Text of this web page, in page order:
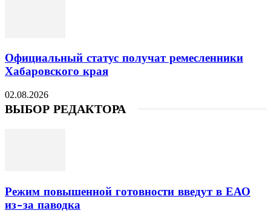
Официальный статус получат ремесленники
Хабаровского края
02.08.2026
ВЫБОР РЕДАКТОРА
Режим повышенной готовности введут в ЕАО
из-за паводка